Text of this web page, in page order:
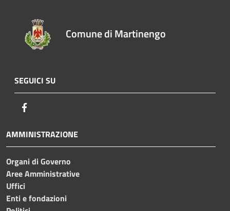
Comune di Martinengo
SEGUICI SU
AMMINISTRAZIONE
Organi di Governo
Aree Amministrative
Uffici
Enti e fondazioni